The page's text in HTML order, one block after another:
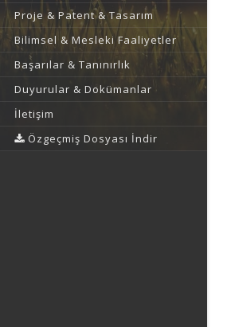
Proje & Patent & Tasarım
Bilimsel & Mesleki Faaliyetler
Başarılar & Tanınırlık
Duyurular & Dokümanlar
İletişim
Özgeçmiş Dosyası İndir